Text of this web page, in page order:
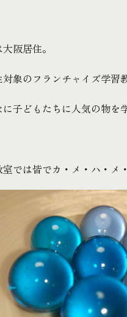
阪居住。
象のフランチャイズ学習
に子どもたちに人気の物を
室では皆でカ・メ・ハ・メ